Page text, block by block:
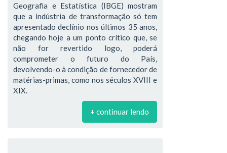
Geografia e Estatística (IBGE) mostram
que a indústria de transformação só tem
apresentado declínio nos últimos 35 anos,
chegando hoje a um ponto crítico que, se
não for revertido logo, poderá
comprometer o futuro do País,
devolvendo-o à condição de fornecedor de
matérias-primas, como nos séculos XVIII e
XIX.
+ continuar lendo